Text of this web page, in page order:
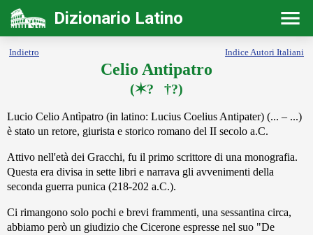
Dizionario Latino
Indietro Indice Autori Italiani
Celio Antipatro
(✶? †?)
Lucio Celio Antìpatro (in latino: Lucius Coelius Antipater) (... – ...)
è stato un retore, giurista e storico romano del II secolo a.C.
Attivo nell'età dei Gracchi, fu il primo scrittore di una monografia.
Questa era divisa in sette libri e narrava gli avvenimenti della
seconda guerra punica (218-202 a.C.).
Ci rimangono solo pochi e brevi frammenti, una sessantina circa,
abbiamo però un giudizio che Cicerone espresse nel suo "De